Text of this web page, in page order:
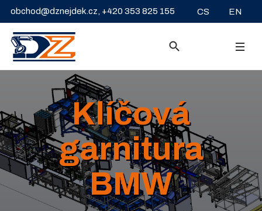
obchod@dznejdek.cz , +420 353 825 155 Sprache
CS EN
Klíčová
garnitura
BMW